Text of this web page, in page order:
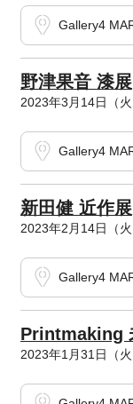
Gallery4
野津果音 漆展
2023年3月14日（
Gallery4
新田健 近作展
2023年2月14日（
Gallery4
Printmaking
2023年1月31日（